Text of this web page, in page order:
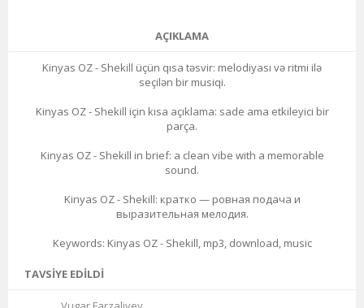
AÇIKLAMA
Kinyas OZ - Shekill üçün qısa təsvir: melodiyası və ritmi ilə
seçilən bir musiqi.
Kinyas OZ - Shekill için kısa açıklama: sade ama etkileyici bir
parça.
Kinyas OZ - Shekill in brief: a clean vibe with a memorable
sound.
Kinyas OZ - Shekill: кратко — ровная подача и
выразительная мелодия.
Keywords: Kinyas OZ - Shekill, mp3, download, music
TAVSIYE EDILDI